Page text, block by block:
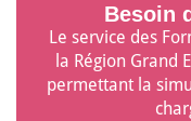
Besoin
Le service des
la Région Grand
permettant la